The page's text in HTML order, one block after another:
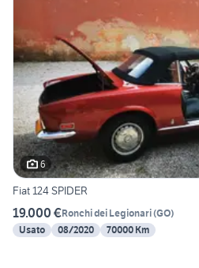
6
Fiat 124 SPIDER
19.000 €Ronchi dei Legionari(GO)
Usato
08/2020 70000 Km